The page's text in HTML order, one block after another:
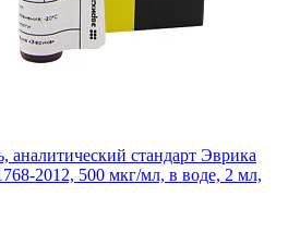
аналитический стандарт Эврика
2012, 500 мкг/мл, в воде, 2 мл,